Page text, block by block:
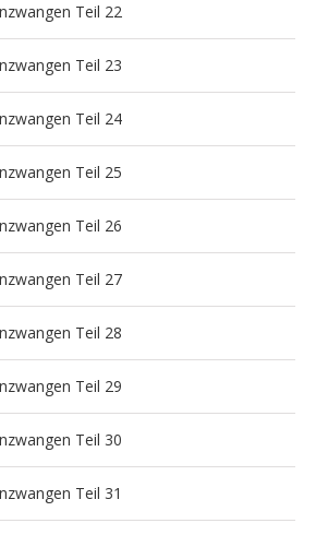
Teil 22
Teil 23
Teil 24
Teil 25
Teil 26
Teil 27
Teil 28
Teil 29
Teil 30
Teil 31